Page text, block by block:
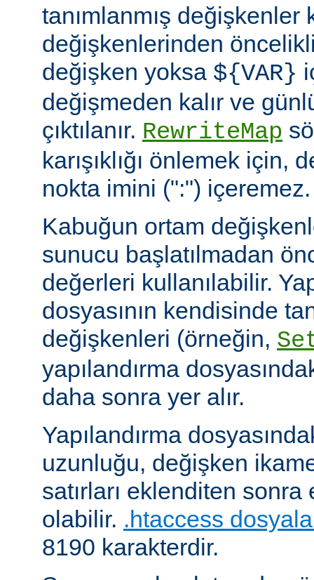
tanımlanmış değişkenler
değişkenlerinden
değişken yoksa ${VAR}
değişmeden kalır ve
çıktılanır. RewriteMap
karışıklığı önlemek için,
nokta imini (":") içeremez.
Kabuğun ortam
sunucu başlatılmadan
değerleri kullanılabilir.
dosyasının kendisinde
değişkenleri (örneğin,
yapılandırma
daha sonra yer alır.
Yapılandırma
uzunluğu, değişken
satırları eklenditen
olabilir. .htaccess
8190 karakterdir.